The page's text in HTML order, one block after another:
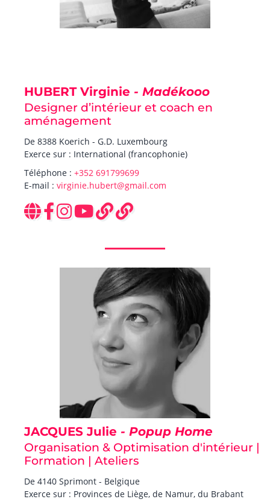
HUBERT Virginie - Madékooo
Designer d’intérieur et coach en
aménagement
De 8388 Koerich - G.D. Luxembourg
Exerce sur : International (francophonie)
Téléphone : +352 691799699
E-mail : virginie.hubert@gmail.com
JACQUES Julie - Popup Home
Organisation & Optimisation d'intérieur |
Formation | Ateliers
De 4140 Sprimont - Belgique
Exerce sur : Provinces de Liège, de Namur, du Brabant